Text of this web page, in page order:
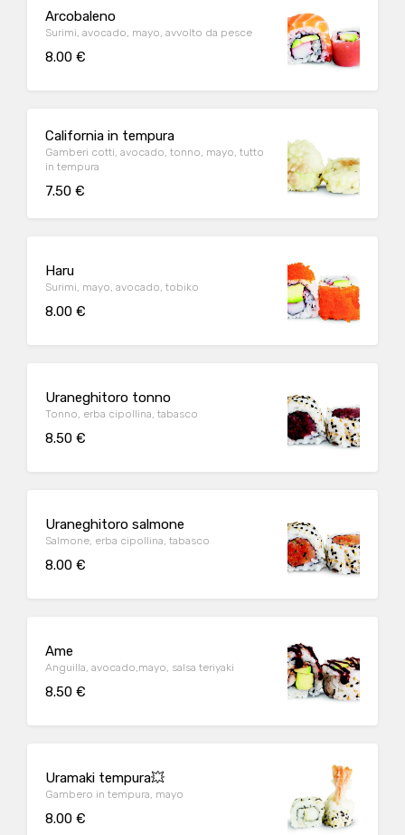
Arcobaleno
Surimi, avocado, mayo, avvolto da pesce
8.00 €
California in tempura
Gamberi cotti, avocado, tonno, mayo, tutto
in tempura
7.50 €
Haru
Surimi, mayo, avocado, tobiko
8.00 €
Uraneghitoro tonno
Tonno, erba cipollina, tabasco
8.50 €
Uraneghitoro salmone
Salmone, erba cipollina, tabasco
8.00 €
Ame
Anguilla, avocado,mayo, salsa teriyaki
8.50 €
Uramaki tempura💥
Gambero in tempura, mayo
8.00 €